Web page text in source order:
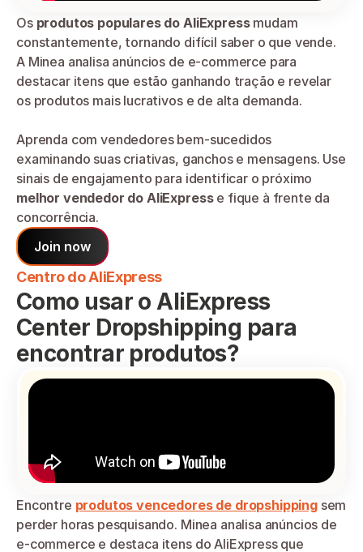
Os produtos populares do AliExpress mudam
constantemente, tornando difícil saber o que vende.
A Minea analisa anúncios de e-commerce para
destacar itens que estão ganhando tração e revelar
os produtos mais lucrativos e de alta demanda.
Aprenda com vendedores bem-sucedidos
examinando suas criativas, ganchos e mensagens. Use
melhor vendedor do AliExpress e fique à frente da
concorrência.
Join now
Centro do AliExpress
Como usar o AliExpress
Center Dropshipping para
encontrar produtos?
Encontre produtos vencedores de dropshipping sem
perder horas pesquisando. Minea analisa anúncios de
e-commerce e destaca itens do AliExpress que